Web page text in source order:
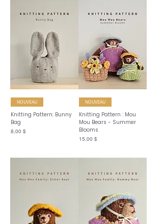
NOUVEAU
Knitting Pattern: Bunny
Bag
Prix
8,00 $
NOUVEAU
Knitting Pattern : Mou
Mou Bears - Summer
Blooms
Prix
15,00 $